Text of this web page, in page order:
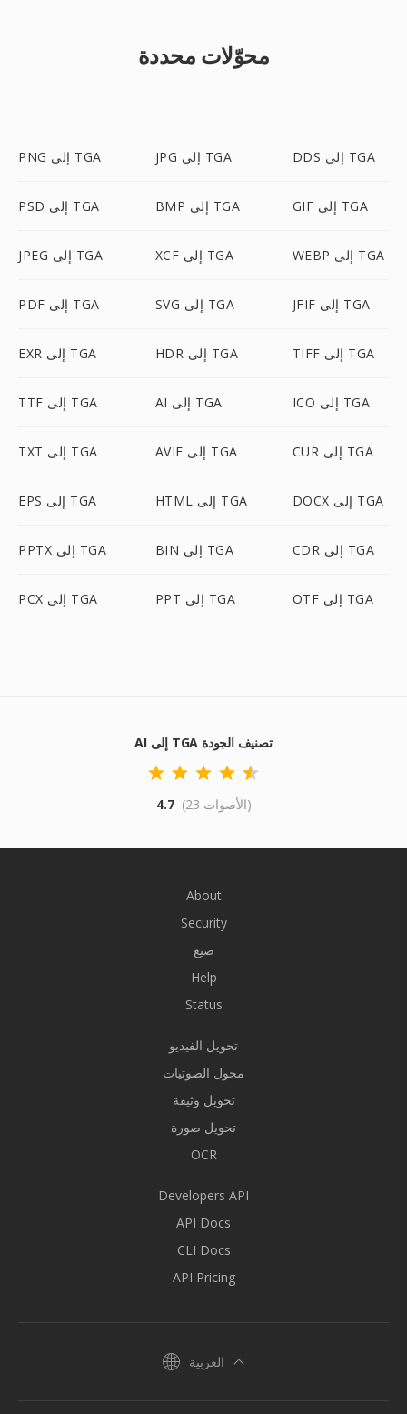
محوّلات محددة
PNG إلى TGA JPG إلى TGA DDS إلى TGA
PSD إلى TGA BMP إلى TGA GIF إلى TGA
JPEG إلى TGA XCF إلى TGA WEBP إلى TGA
PDF إلى TGA SVG إلى TGA JFIF إلى TGA
EXR إلى TGA HDR إلى TGA TIFF إلى TGA
TTF إلى TGA AI إلى TGA ICO إلى TGA
TXT إلى TGA AVIF إلى TGA CUR إلى TGA
EPS إلى TGA HTML إلى TGA DOCX إلى TGA
PPTX إلى TGA BIN إلى TGA CDR إلى TGA
PCX إلى TGA PPT إلى TGA OTF إلى TGA
AI إلى TGA تصنيف الجودة
4.7 (23 الأصوات)
About
Security
صيغ
Help
Status
تحويل الفيديو
محول الصوتيات
تحويل وثيقة
تحويل صورة
OCR
Developers API
API Docs
CLI Docs
API Pricing
العربية